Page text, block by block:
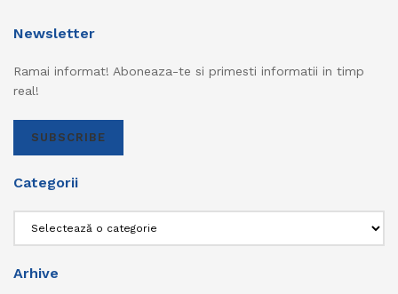
Newsletter
Ramai informat! Aboneaza-te si primesti informatii in timp
real!
SUBSCRIBE
Categorii
Arhive